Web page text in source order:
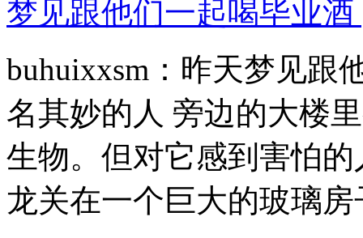
梦见跟他们一起喝毕业
buhuixxsm：昨天梦见跟
名其妙的人 旁边的大楼
生物。但对它感到害怕
龙关在一个巨大的玻璃房